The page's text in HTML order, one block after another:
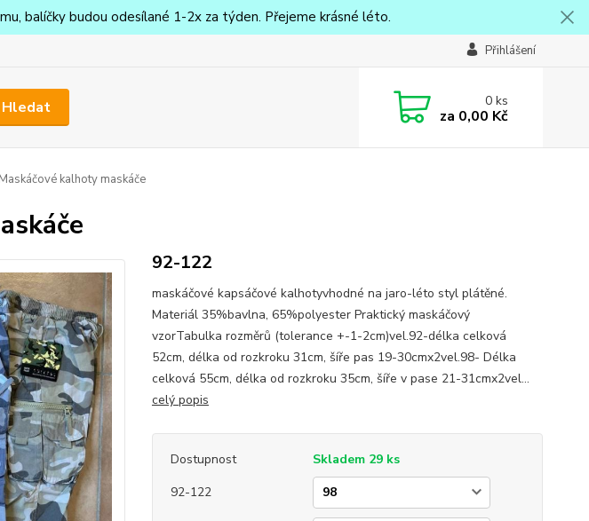
balíčky budou odesílané 1-2x za týden. Přejeme krásné léto.
Přihlášení
Hledat 0ks
za 0,00 Kč
Maskáčové kalhoty maskáče
92-122
maskáčové kapsáčové kalhotyvhodné na jaro-léto styl plátěné.
Materiál 35%bavlna, 65%polyester Praktický maskáčový
vzorTabulka rozměrů (tolerance +-1-2cm)vel.92-délka celková
52cm, délka od rozkroku 31cm, šíře pas 19-30cmx2vel.98- Délka
celková 55cm, délka od rozkroku 35cm, šíře v pase 21-31cmx2vel...
celý popis
Dostupnost
Skladem 29 ks
92-122